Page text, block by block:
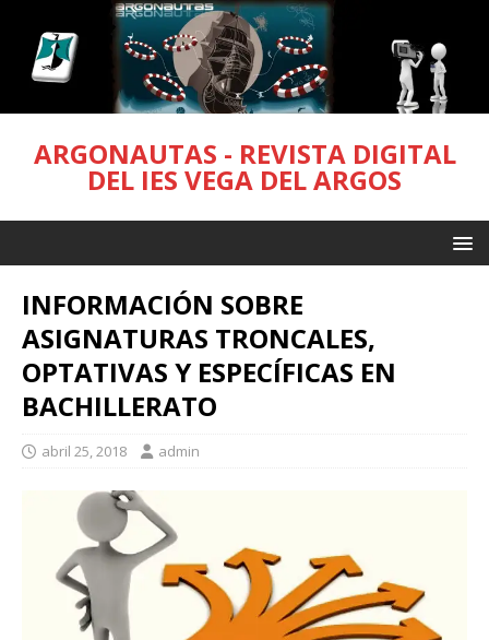
ARGONAUTAS - REVISTA DIGITAL
DEL IES VEGA DEL ARGOS
INFORMACIÓN SOBRE
ASIGNATURAS TRONCALES,
OPTATIVAS Y ESPECÍFICAS EN
BACHILLERATO
abril 25, 2018 admin